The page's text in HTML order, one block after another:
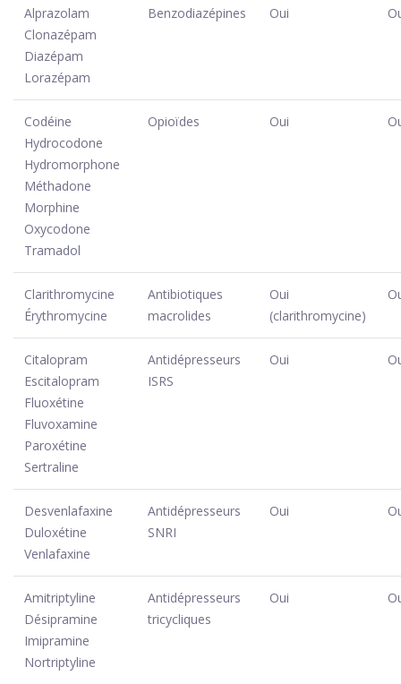
Alprazolam
Clonazépam
Diazépam
Lorazépam
Benzodiazépines Oui
Codéine
Hydrocodone
Hydromorphone
Méthadone
Morphine
Oxycodone
Tramadol
Opioïdes Oui
Clarithromycine
Érythromycine
Antibiotiques
macrolides
Oui
(clarithromycine)
Citalopram
Escitalopram
Fluoxétine
Fluvoxamine
Paroxétine
Sertraline
Antidépresseurs
ISRS
Oui
Desvenlafaxine
Duloxétine
Venlafaxine
Antidépresseurs
SNRI
Oui
Amitriptyline
Désipramine
Imipramine
Nortriptyline
Antidépresseurs
tricycliques
Oui